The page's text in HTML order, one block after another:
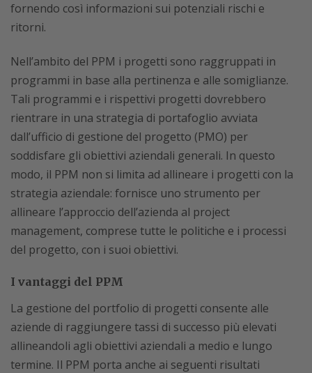
fornendo così informazioni sui potenziali rischi e
ritorni.
Nell’ambito del PPM i progetti sono raggruppati in
programmi in base alla pertinenza e alle somiglianze.
Tali programmi e i rispettivi progetti dovrebbero
rientrare in una strategia di portafoglio avviata
dall’ufficio di gestione del progetto (PMO) per
soddisfare gli obiettivi aziendali generali. In questo
modo, il PPM non si limita ad allineare i progetti con la
strategia aziendale: fornisce uno strumento per
allineare l’approccio dell’azienda al project
management, comprese tutte le politiche e i processi
del progetto, con i suoi obiettivi.
I vantaggi del PPM
La gestione del portfolio di progetti consente alle
aziende di raggiungere tassi di successo più elevati
allineandoli agli obiettivi aziendali a medio e lungo
termine. Il PPM porta anche ai seguenti risultati